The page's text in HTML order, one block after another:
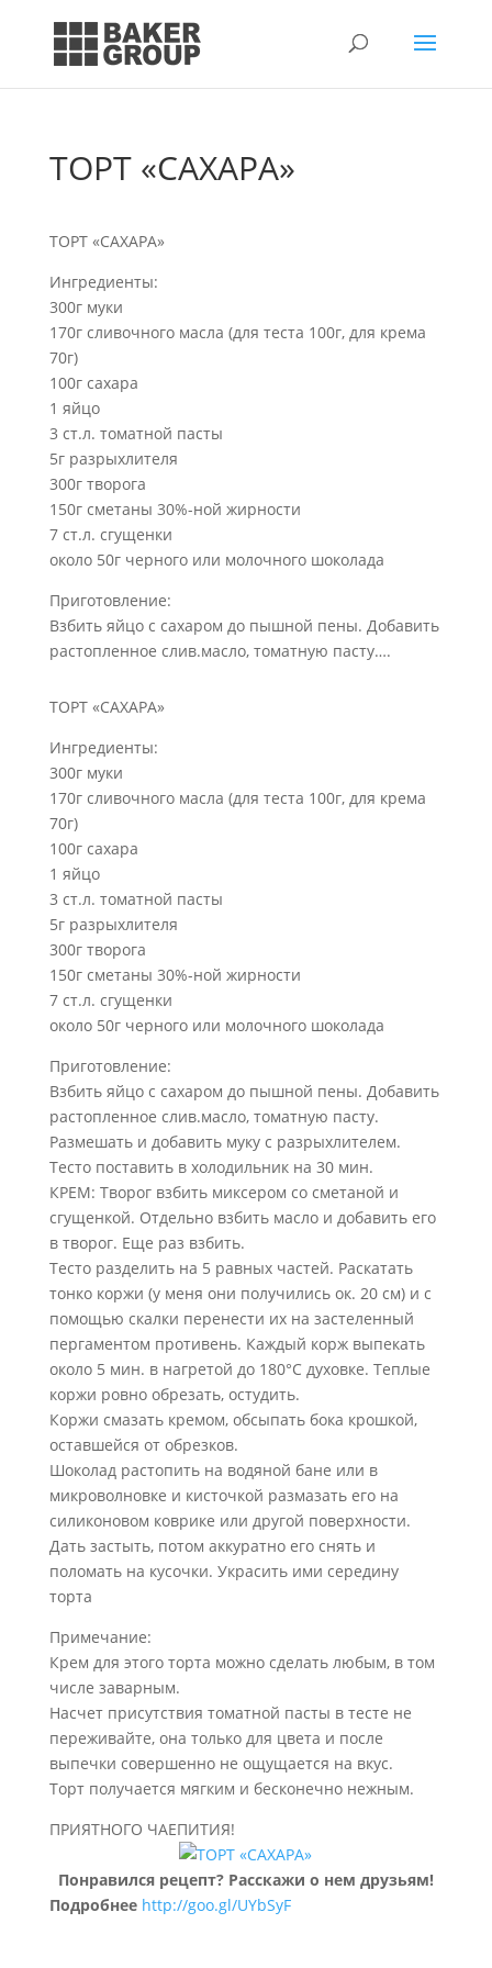
ТОРТ «САХАРА»
ТОРТ «САХАРА»
Ингредиенты:
300г муки
170г сливочного масла (для теста 100г, для крема
70г)
100г сахара
1 яйцо
3 ст.л. томатной пасты
5г разрыхлителя
300г творога
150г сметаны 30%-ной жирности
7 ст.л. сгущенки
около 50г черного или молочного шоколада
Приготовление:
Взбить яйцо с сахаром до пышной пены. Добавить
растопленное слив.масло, томатную пасту….
ТОРТ «САХАРА»
Ингредиенты:
300г муки
170г сливочного масла (для теста 100г, для крема
70г)
100г сахара
1 яйцо
3 ст.л. томатной пасты
5г разрыхлителя
300г творога
150г сметаны 30%-ной жирности
7 ст.л. сгущенки
около 50г черного или молочного шоколада
Приготовление:
Взбить яйцо с сахаром до пышной пены. Добавить
растопленное слив.масло, томатную пасту.
Размешать и добавить муку с разрыхлителем.
Тесто поставить в холодильник на 30 мин.
КРЕМ: Творог взбить миксером со сметаной и
сгущенкой. Отдельно взбить масло и добавить его
в творог. Еще раз взбить.
Тесто разделить на 5 равных частей. Раскатать
тонко коржи (у меня они получились ок. 20 см) и с
помощью скалки перенести их на застеленный
пергаментом противень. Каждый корж выпекать
около 5 мин. в нагретой до 180°С духовке. Теплые
коржи ровно обрезать, остудить.
Коржи смазать кремом, обсыпать бока крошкой,
оставшейся от обрезков.
Шоколад растопить на водяной бане или в
микроволновке и кисточкой размазать его на
силиконовом коврике или другой поверхности.
Дать застыть, потом аккуратно его снять и
поломать на кусочки. Украсить ими середину
торта
Примечание:
Крем для этого торта можно сделать любым, в том
числе заварным.
Насчет присутствия томатной пасты в тесте не
переживайте, она только для цвета и после
выпечки совершенно не ощущается на вкус.
Торт получается мягким и бесконечно нежным.
ПРИЯТНОГО ЧАЕПИТИЯ!
Понравился рецепт? Расскажи о нем друзьям!
Подробнее http://goo.gl/UYbSyF